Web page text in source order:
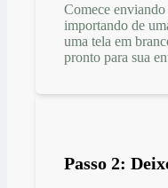
Comece
importando de
uma tela em
pronto para sua
Passo 2: